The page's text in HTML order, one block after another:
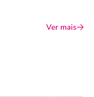
Ver mais